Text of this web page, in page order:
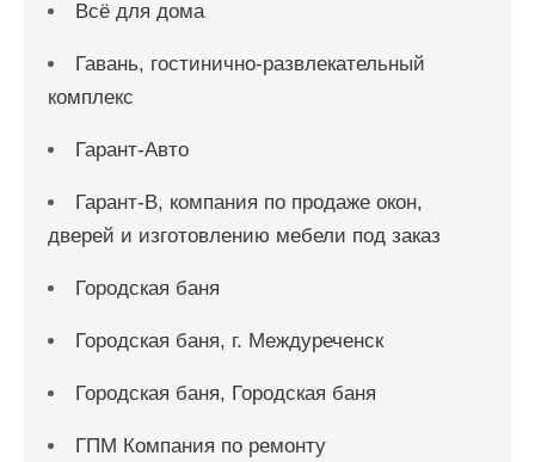
Всё для дома
Гавань, гостинично-развлекательный
комплекс
Гарант-Авто
Гарант-В, компания по продаже окон,
дверей и изготовлению мебели под заказ
Городская баня
Городская баня, г. Междуреченск
Городская баня, Городская баня
ГПМ Компания по ремонту